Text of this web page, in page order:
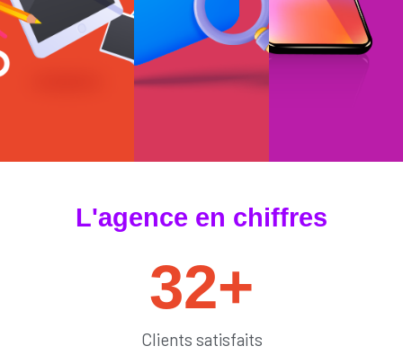
#tendances
L'agence en chiffres
32+
Clients satisfaits